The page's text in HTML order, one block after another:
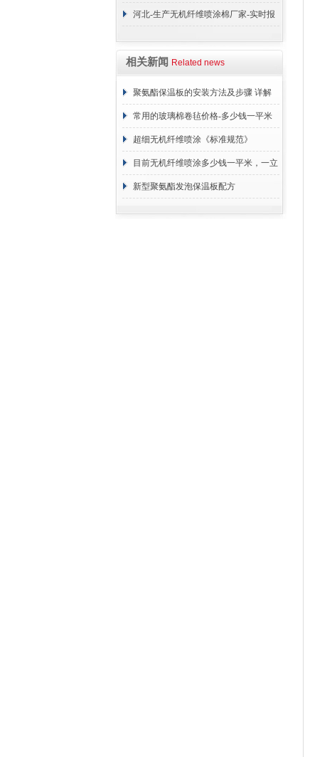
家
河北-生产无机纤维喷涂棉厂家-实时报
相关新闻 Related news
聚氨酯保温板的安装方法及步骤 详解
常用的玻璃棉卷毡价格-多少钱一平米
超细无机纤维喷涂《标准规范》
目前无机纤维喷涂多少钱一平米，一立
方 价格计算
新型聚氨酯发泡保温板配方